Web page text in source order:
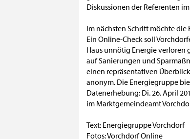
Diskussionen der Referenten
Im nächsten Schritt möchte
Ein Online-Check soll
Haus unnötig Energie verloren
auf Sanierungen und
einen repräsentativen
anonym. Die Energiegruppe
Datenerhebung: Di. 26. April
im Marktgemeindeamt
Text: Energiegruppe Vorchdorf
Fotos: Vorchdorf Online